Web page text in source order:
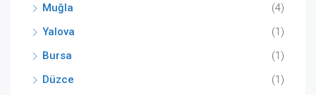
Muğla
(4)
Yalova
(1)
Bursa
(1)
Düzce
(1)